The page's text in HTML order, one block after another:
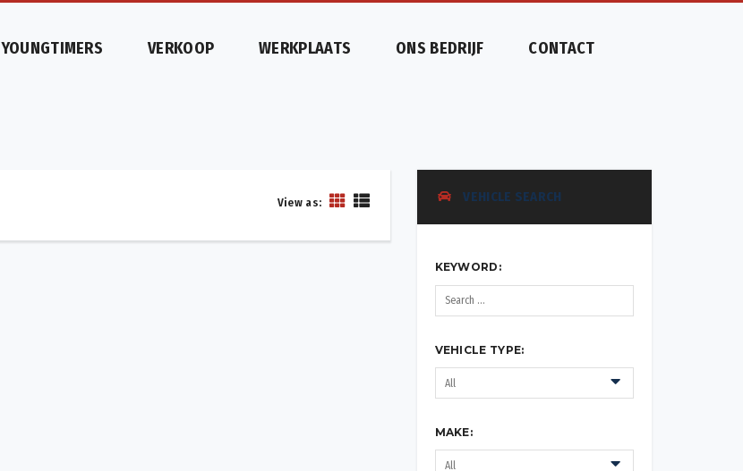
YOUNGTIMERS VERKOOP WERKPLAATS ONS BEDRIJF CONTACT
View as: VEHICLE SEARCH
KEYWORD:
VEHICLE TYPE:
MAKE: